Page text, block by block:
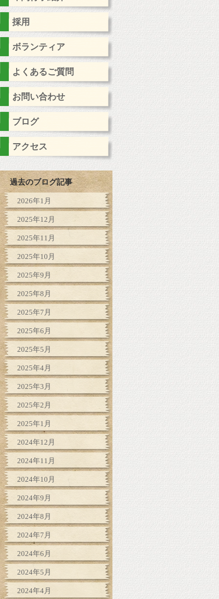
採用
ボランティア
よくあるご質問
お問い合わせ
ブログ
アクセス
過去のブログ記事
2026年1月
2025年12月
2025年11月
2025年10月
2025年9月
2025年8月
2025年7月
2025年6月
2025年5月
2025年4月
2025年3月
2025年2月
2025年1月
2024年12月
2024年11月
2024年10月
2024年9月
2024年8月
2024年7月
2024年6月
2024年5月
2024年4月